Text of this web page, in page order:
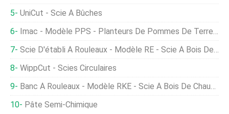
UniCut - Scie À Bûches
Imac - Modèle PPS - Planteurs De Pommes De Terre Semi-Automatiques
Scie D'établi À Rouleaux - Modèle RE - Scie À Bois De Chauffage Avec Entraînement Électrique Direct
WippCut - Scies Circulaires
Banc À Rouleaux - Modèle RKE - Scie À Bois De Chauffage Avec Entraînement Électrique Par Courroie Trapézoïdale
Pâte Semi-Chimique